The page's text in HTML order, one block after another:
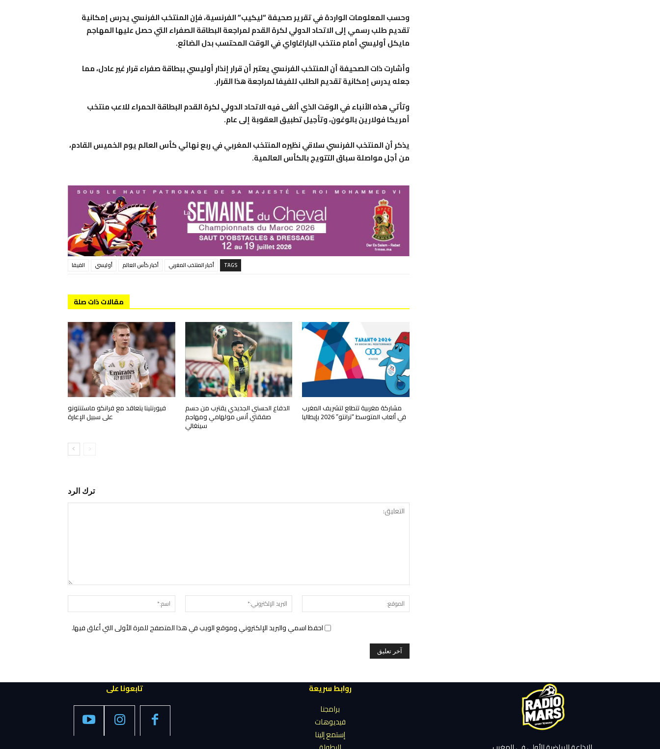
وحسب المعلومات الواردة في تقرير صحيفة “ليكيب” الفرنسية، فإن المنتخب الفرنسي يدرس إمكانية
تقديم طلب رسمي إلى الاتحاد الدولي لكرة القدم لمراجعة البطاقة الصفراء التي حصل عليها المهاجم
مايكل أوليسي أمام منتخب الباراغاواي في الوقت المحتسب بدل الضائع.
وأشارت ذات الصحيفة أن المنتخب الفرنسي يعتبر أن قرار إنذار أوليسي ببطاقة صفراء قرار غير عادل، مما
جعله يدرس إمكانية تقديم الطلب للفيفا لمراجعة هذا القرار.
وتأتي هذه الأنباء في الوقت الذي ألغى فيه الاتحاد الدولي لكرة القدم البطاقة الحمراء للاعب منتخب
أمريكا فولارين بالوغون، وتأجيل تطبيق العقوبة إلى عام.
يذكر أن المنتخب الفرنسي سلاقي نظيره المنتخب المغربي في ربع نهائي كأس العالم يوم الخميس القادم،
من أجل مواصلة سباق التتويج بالكأس العالمية.
TAGS أخبار المنتخب المغربي أخبار كأس العالم أوليسي الفيفا
مقالات ذات صلة
مشاركة مغربية تتطلع لتشريف المغرب
في ألعاب المتوسط “ترانتو” 2026 بإيطاليا
الدفاع الحسني الجديدي يقترب من حسم
صفقتي أنس مولهامي ومهاجم
سينغالي
فيورنتينا يتعاقد مع فرانكو ماستنتونو
على سبيل الإعارة
ترك الرد
التعليق:
اسم:*
البريد
الإلكتروني:*
الموقع:
احفظ اسمي والبريد الإلكتروني وموقع الويب في هذا المتصفح للمرة الأولى التي أعلق فيها.
تابعونا على
روابط سريعة
برامجنا
فيديوهات
إستمع إلينا